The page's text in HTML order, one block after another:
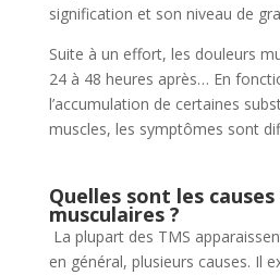
signification et son niveau de
Suite à un effort, les douleurs
24 à 48 heures après… En
l’accumulation de certaines
muscles, les symptômes sont
Quelles sont les
musculaires ?
La plupart des TMS
en général, plusieurs causes. Il